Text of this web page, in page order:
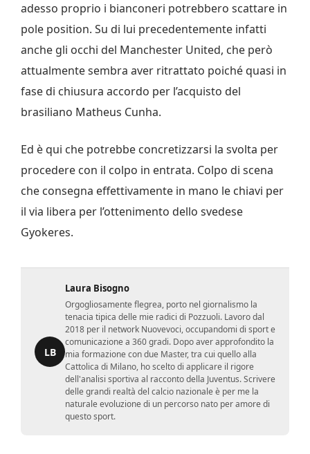
adesso proprio i bianconeri potrebbero scattare in
pole position. Su di lui precedentemente infatti
anche gli occhi del Manchester United, che però
attualmente sembra aver ritrattato poiché quasi in
fase di chiusura accordo per l’acquisto del
brasiliano Matheus Cunha.
Ed è qui che potrebbe concretizzarsi la svolta per
procedere con il colpo in entrata. Colpo di scena
che consegna effettivamente in mano le chiavi per
il via libera per l’ottenimento dello svedese
Gyokeres.
LB
Laura Bisogno
Orgogliosamente flegrea, porto nel giornalismo la
tenacia tipica delle mie radici di Pozzuoli. Lavoro dal
2018 per il network Nuovevoci, occupandomi di sport e
comunicazione a 360 gradi. Dopo aver approfondito la
mia formazione con due Master, tra cui quello alla
Cattolica di Milano, ho scelto di applicare il rigore
dell'analisi sportiva al racconto della Juventus. Scrivere
delle grandi realtà del calcio nazionale è per me la
naturale evoluzione di un percorso nato per amore di
questo sport.